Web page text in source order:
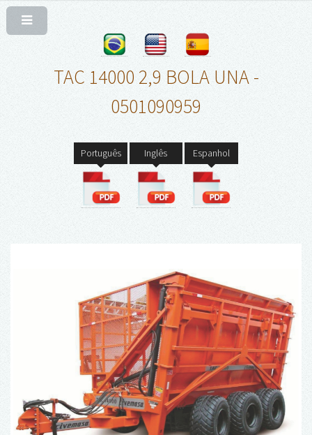
TAC 14000 2,9 BOLA UNA -
0501090959
Português Inglês Espanhol